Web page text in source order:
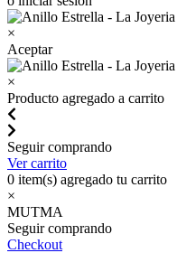
×
Aceptar
×
Producto agregado a carrito
Seguir comprando
Ver carrito
0 item(s) agregado tu carrito
×
MUTMA
Seguir comprando
Checkout